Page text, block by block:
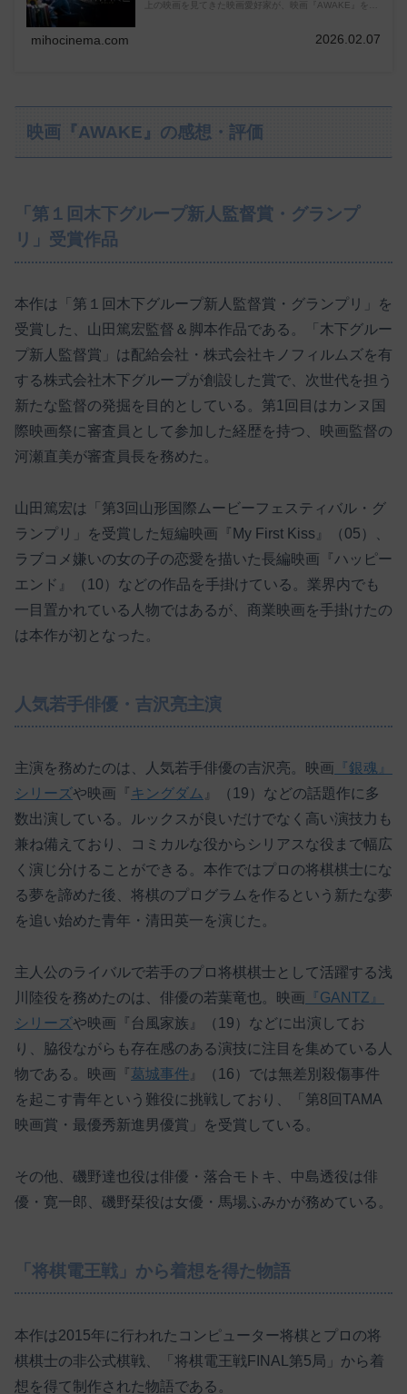
上の映画を見てきた映画愛好家が、映画『AWAKE』を見
mihocinema.com 2026.02.07
映画『AWAKE』の感想・評価
「第１回木下グループ新人監督賞・グランプ
リ」受賞作品
本作は「第１回木下グループ新人監督賞・グランプリ」を
受賞した、山田篤宏監督＆脚本作品である。「木下グルー
プ新人監督賞」は配給会社・株式会社キノフィルムズを有
する株式会社木下グループが創設した賞で、次世代を担う
新たな監督の発掘を目的としている。第1回目はカンヌ国
際映画祭に審査員として参加した経歴を持つ、映画監督の
河瀬直美が審査員長を務めた。
山田篤宏は「第3回山形国際ムービーフェスティバル・グ
ランプリ」を受賞した短編映画『My First Kiss』（05）、
ラブコメ嫌いの女の子の恋愛を描いた長編映画『ハッピー
エンド』（10）などの作品を手掛けている。業界内でも
一目置かれている人物ではあるが、商業映画を手掛けたの
は本作が初となった。
人気若手俳優・吉沢亮主演
主演を務めたのは、人気若手俳優の吉沢亮。映画 『銀魂』
シリーズや映画『 キングダム 』（19）などの話題作に多
数出演している。ルックスが良いだけでなく高い演技力も
兼ね備えており、コミカルな役からシリアスな役まで幅広
く演じ分けることができる。本作ではプロの将棋棋士にな
る夢を諦めた後、将棋のプログラムを作るという新たな夢
を追い始めた青年・清田英一を演じた。
主人公のライバルで若手のプロ将棋棋士として活躍する浅
川陸役を務めたのは、俳優の若葉竜也。映画 『GANTZ』
シリーズや映画『台風家族』（19）などに出演してお
り、脇役ながらも存在感のある演技に注目を集めている人
物である。映画『葛城事件 』（16）では無差別殺傷事件
を起こす青年という難役に挑戦しており、「第8回TAMA
映画賞・最優秀新進男優賞」を受賞している。
その他、磯野達也役は俳優・落合モトキ、中島透役は俳
優・寛一郎、磯野栞役は女優・馬場ふみかが務めている。
「将棋電王戦」から着想を得た物語
本作は2015年に行われたコンピューター将棋とプロの将
棋棋士の非公式棋戦、「将棋電王戦FINAL第5局」から着
想を得て制作された物語である。